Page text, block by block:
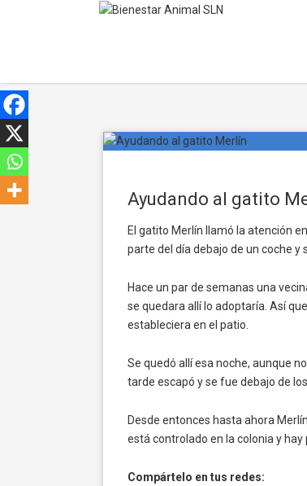
Ayudando al gatito
El gatito Merlín llamó la atención
parte del día debajo de un coche y
Hace un par de semanas una
se quedara allí lo adoptaría. Así
estableciera en el patio.
Se quedó allí esa noche, aunque
tarde escapó y se fue debajo de
Desde entonces hasta ahora
está controlado en la colonia y
Compártelo en tus redes: